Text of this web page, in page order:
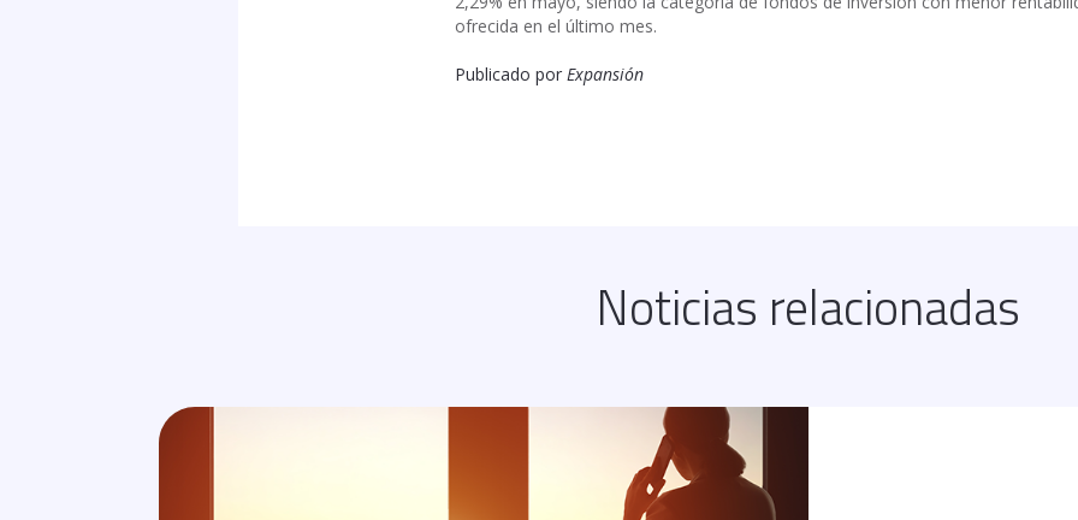
ofrecida en el último mes.
Publicado por Expansión
Noticias relacionadas